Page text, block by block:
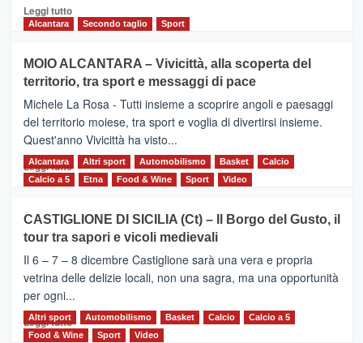
Leggi tuttoLeggi
Torna
la
Supermaratona
dell’Etna
Alcantara Secondo taglio Sport
MOIO ALCANTARA – Vivicittà, alla scoperta del
territorio, tra sport e messaggi di pace
Michele La Rosa - Tutti insieme a scoprire angoli e paesaggi
del territorio moiese, tra sport e voglia di divertirsi insieme.
Quest'anno Vivicittà ha visto...
Leggi tutto Leggi
MOIO
ALCANTARA
–
Vivicittà,
alla
scoperta
del
territorio,
Alcantara Altri sport Automobilismo Basket
Calcio
Calcio a 5
Etna Food & Wine Sport Video
CASTIGLIONE DI SICILIA (Ct) – Il Borgo del Gusto, il
tour tra sapori e vicoli medievali
Il 6 – 7 – 8 dicembre Castiglione sarà una vera e propria
vetrina delle delizie locali, non una sagra, ma una opportunità
per ogni...
Leggi tuttoLeggi
di
Altri sport Automobilismo Basket Calcio
Calcio a 5
Food & Wine
Sport Video